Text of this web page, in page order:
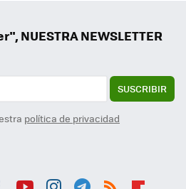
NUESTRA NEWSLETTER
SUSCRIBIR
política de privacidad